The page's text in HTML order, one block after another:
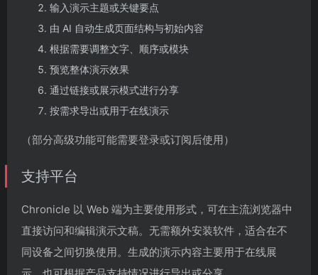
输入演示主题或关键要点
由 AI 自动生成页面结构与初始内容
根据需要调整文字、顺序或模块
预览整体演示效果
通过链接或展示模式进行分享
按需求导出或用于在线演示
（部分高级功能可能需要登录或订阅后使用）
支持平台
Chronicle 以 Web 端为主要使用形式，可在主流浏览器中
直接访问和编辑演示文稿。无需额外安装软件，适合在不
同设备之间切换使用。生成的演示内容主要用于在线展